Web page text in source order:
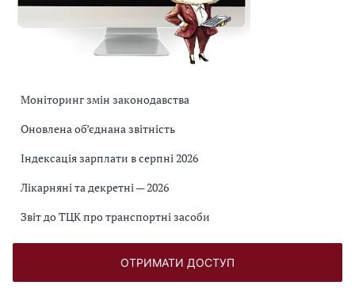
Моніторинг змін законодавства
Оновлена об’єднана звітність
Індексація зарплати в серпні 2026
Лікарняні та декретні — 2026
Звіт до ТЦК про транспортні засоби
ОТРИМАТИ ДОСТУП